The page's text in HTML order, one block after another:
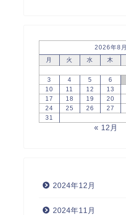
2026年8月
月
火 水 木
3
4 5 6
10
11 12 13
17
18 19 20
24
25 26 27
31
« 12月
2024年12月
2024年11月